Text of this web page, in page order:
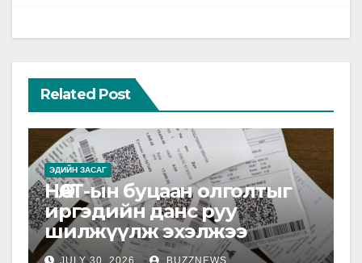
Related Post
ЭДИЙН ЗАСАГ
НӨАТ-ын буцаан олголтыг
иргэдийн данс руу
шилжүүлж эхэлжээ
JULY 30, 2026 BUZZNEWS